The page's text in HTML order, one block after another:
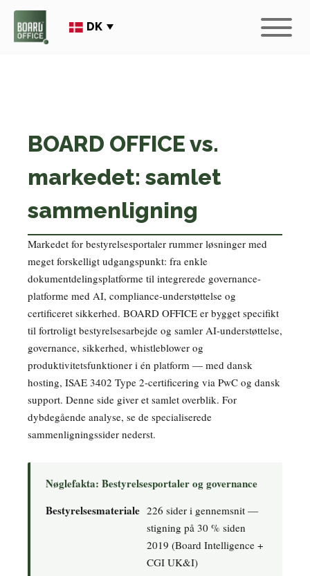
DK
BOARD OFFICE vs.
markedet: samlet
sammenligning
Markedet for bestyrelsesportaler rummer løsninger med
meget forskelligt udgangspunkt: fra enkle
dokumentdelingsplatforme til integrerede governance-
platforme med AI, compliance-understøttelse og
certificeret sikkerhed. BOARD OFFICE er bygget specifikt
til fortroligt bestyrelsesarbejde og samler AI-understøttelse,
governance, sikkerhed, whistleblower og
produktivitetsfunktioner i én platform — med dansk
hosting, ISAE 3402 Type 2-certificering via PwC og dansk
support. Denne side giver et samlet overblik. For
dybdegående analyse, se de specialiserede
sammenligningssider nederst.
Nøglefakta: Bestyrelsesportaler og governance
Bestyrelsesmateriale 226 sider i gennemsnit —
stigning på 30 % siden
2019 (Board Intelligence +
CGI UK&I)